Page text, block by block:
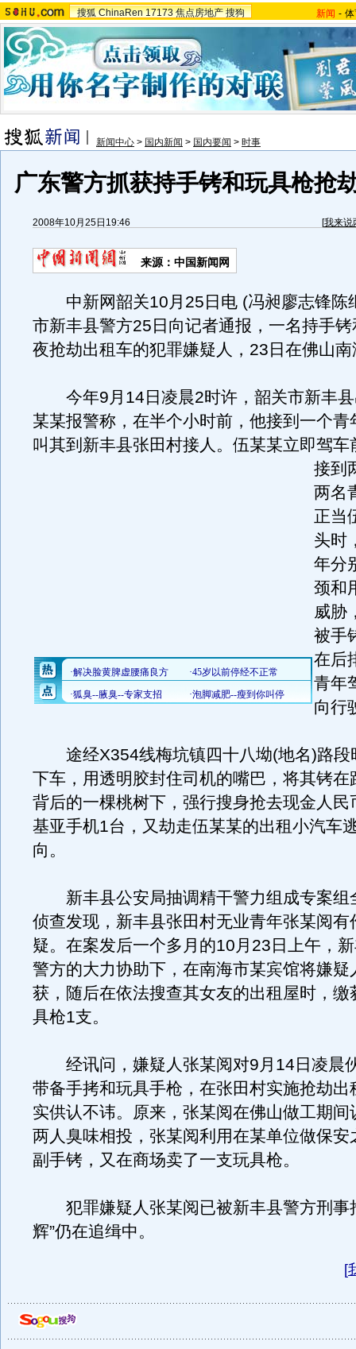
搜狐 ChinaRen 17173 焦点房地产 搜狗 新闻 -
新闻中心 > 国内新闻 > 国内要闻 > 时事
广东警方抓获持手铐和玩具枪抢
2008年10月25日19:46 [我来说
来源：中国新闻网
中新网韶关10月25日电 (冯昶廖志锋陈
市新丰县警方25日向记者通报，一名持手
夜抢劫出租车的犯罪嫌疑人，23日在佛山
今年9月14日凌晨2时许，韶关市新丰县
某某报警称，在半个小时前，他接到一个青
叫其到新丰县张田村接人。 伍某某立即驾车
接到
两名
正当
头时
年分
颈和
威胁
被手
在后
青年
向行
途经X354线梅坑镇四十八坳(地名)路段
下车，用透明胶封住司机的嘴巴，将其铐在
背后的一棵桃树下，强行搜身抢去现金人民
基亚手机1台，又劫走伍某某的出租小汽车
向。
新丰县公安局抽调精干警力组成专案组
侦查发现，新丰县张田村无业青年张某阅有
疑。在案发后一个多月的10月23日上午，
警方的大力协助下，在南海市某宾馆将嫌疑
获，随后在依法搜查其女友的出租屋时，缴
具枪1支。
经讯问，嫌疑人张某阅对9月14日凌晨伙
带备手拷和玩具手枪，在张田村实施抢劫出
实供认不讳。原来，张某阅在佛山做工期间
两人臭味相投，张某阅利用在某单位做保安
副手铐，又在商场卖了一支玩具枪。
犯罪嫌疑人张某阅已被新丰县警方刑事
辉”仍在追缉中。
[